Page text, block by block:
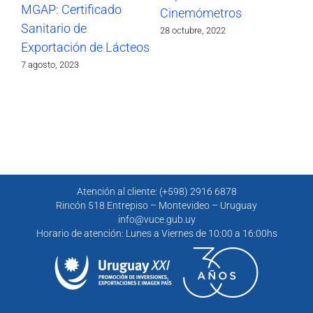
MGAP: Certificado
Sanitario de
Exportación de Lácteos
7 agosto, 2023
Cinemómetros
28 octubre, 2022
Atención al cliente: (+598) 2916 6878
Rincón 518 Entrepiso – Montevideo – Uruguay
info@vuce.gub.uy
Horario de atención: Lunes a Viernes de 10:00 a 16:00hs